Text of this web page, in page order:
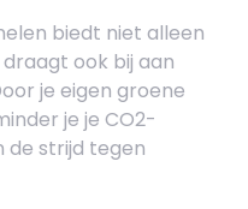
biedt niet alleen
ook bij aan
je eigen groene
je je CO2-
de strijd tegen